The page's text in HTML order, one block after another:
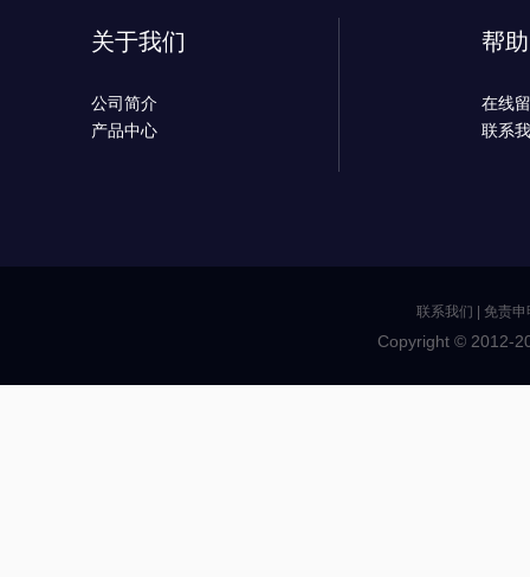
关于我们
公司简介
产品中心
帮
在线
联系
联系我们 免责申
Copyright © 2012-